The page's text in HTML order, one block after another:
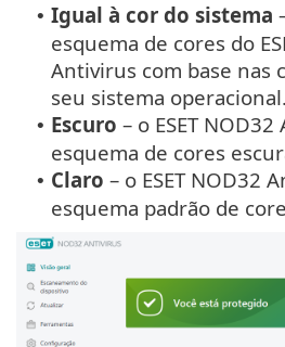
• Igual à cor do sistema
esquema de cores do
Antivirus com base nas
seu sistema operacional.
• Escuro – o ESET
esquema de cores
• Claro – o ESET NOD32
esquema padrão de